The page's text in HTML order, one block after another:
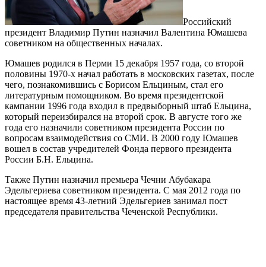
Российский
президент Владимир Путин назначил Валентина Юмашева
советником на общественных началах.
Юмашев родился в Перми 15 декабря 1957 года, со второй
половины 1970-х начал работать в московских газетах, после
чего, познакомившись с Борисом Ельциным, стал его
литературным помощником. Во время президентской
кампании 1996 года входил в предвыборный штаб Ельцина,
который переизбирался на второй срок. В августе того же
года его назначили советником президента России по
вопросам взаимодействия со СМИ. В 2000 году Юмашев
вошел в состав учредителей Фонда первого президента
России Б.Н. Ельцина.
Также Путин назначил премьера Чечни Абубакара
Эдельгериева советником президента. С мая 2012 года по
настоящее время 43-летний Эдельгериев занимал пост
председателя правительства Чеченской Республики.